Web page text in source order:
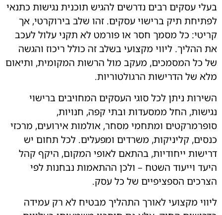
עסקים רבים נדרשים להגיש תוכנית נגישות כתנאי
תיק ברישוי עסקים. זהו שלב בירוקרטי, אך
כל מסמך חסר או פורמט לא תקני עלול לעכב
ליווי מקצועי בשלב זה כולל ריכוז והגשה
כל המסמכים, מעקב מול הרשות המקומית, ותיאום
של הדרישות הרגולטוריות.
ניתן לכל סוגי העסקים המחויבים ברישוי
החל ממסעדות ובתי קפה, חנויות,
ומתחמי מסחר, אולמות אירועים, מרכזי
קליניקות, משרדים ומפעלים. לכל תחום יש
ייחודיות, בהתאם לאופי המקום, היקף קהל
וייעוד השטח – ולכן ההתאמות נבחנות לפי
הספציפיים של כל עסק.
מקצועי לאורך התהליך מבטיח לא רק עמידה